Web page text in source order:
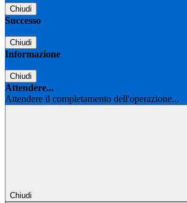
Chiudi
Successo
Chiudi
Informazione
Chiudi
Attendere...
Attendere il completamento dell'operazione...
Chiudi